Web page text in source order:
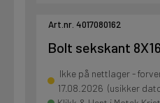
Art.nr. 4017080162
Bolt sekskant
Ikke på nettlager -
17.08.2026 (usikker